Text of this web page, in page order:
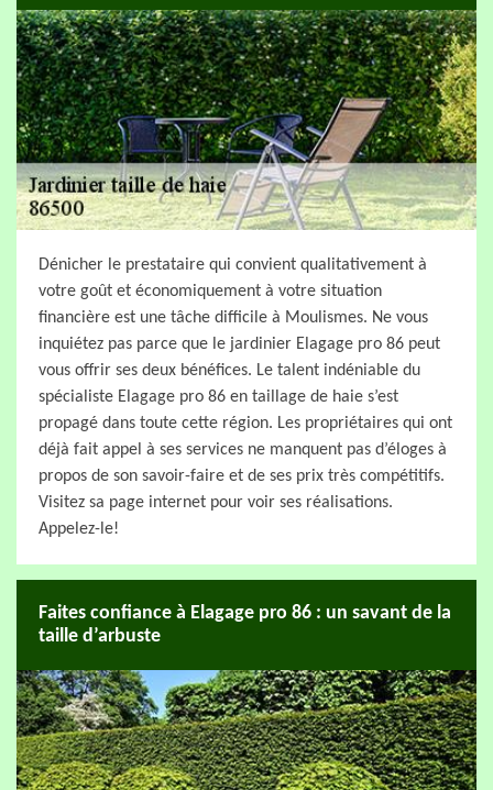
Dénicher le prestataire qui convient qualitativement à
votre goût et économiquement à votre situation
financière est une tâche difficile à Moulismes. Ne vous
inquiétez pas parce que le jardinier Elagage pro 86 peut
vous offrir ses deux bénéfices. Le talent indéniable du
spécialiste Elagage pro 86 en taillage de haie s’est
propagé dans toute cette région. Les propriétaires qui ont
déjà fait appel à ses services ne manquent pas d’éloges à
propos de son savoir-faire et de ses prix très compétitifs.
Visitez sa page internet pour voir ses réalisations.
Appelez-le!
Faites confiance à Elagage pro 86 : un savant de la
taille d’arbuste